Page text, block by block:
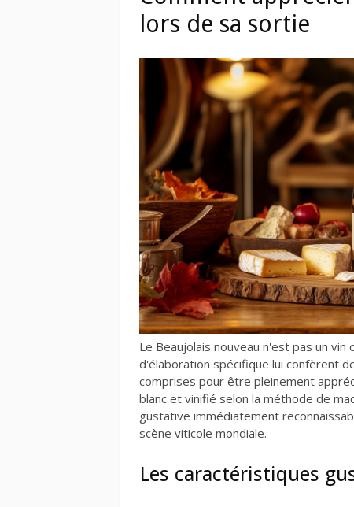
lors de sa sortie
Le Beaujolais nouveau n'est pas un
d'élaboration spécifique lui confèrent
comprises pour être pleinement
blanc et vinifié selon la méthode de
gustative immédiatement
scène viticole mondiale.
Les caractéristiques